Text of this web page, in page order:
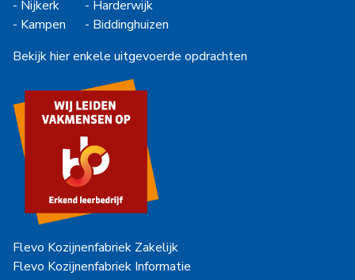
- Nijkerk - Harderwijk
- Kampen - Biddinghuizen
Bekijk hier enkele uitgevoerde opdrachten
Flevo Kozijnenfabriek Zakelijk
Flevo Kozijnenfabriek Informatie